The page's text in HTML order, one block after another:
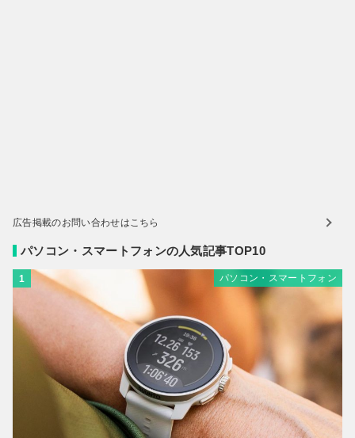
広告掲載のお問い合わせはこちら
パソコン・スマートフォンの人気記事TOP10
1 パソコン・スマートフォン